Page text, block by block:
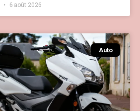
6 août 2026
Auto